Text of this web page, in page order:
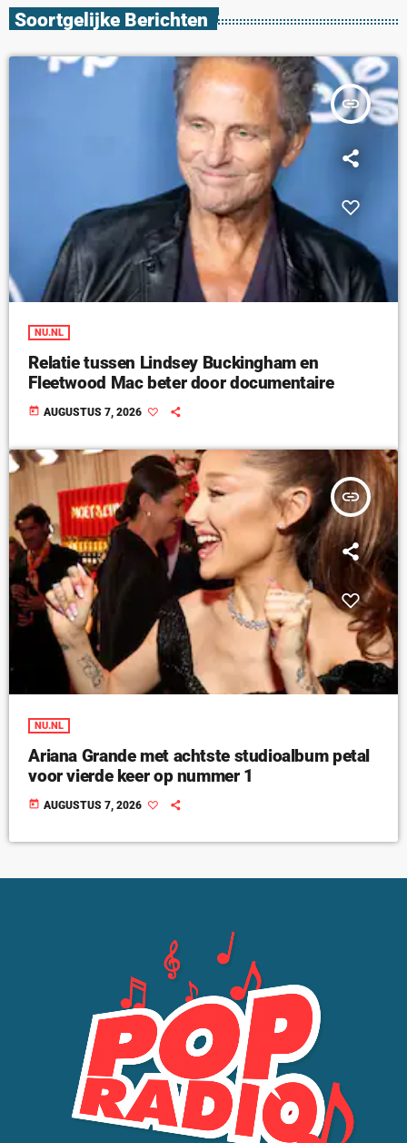
Soortgelijke Berichten
insert_link
NU.NL
Relatie tussen Lindsey Buckingham en
Fleetwood Mac beter door documentaire
today AUGUSTUS 7, 2026
insert_link
NU.NL
Ariana Grande met achtste studioalbum petal
voor vierde keer op nummer 1
today AUGUSTUS 7, 2026